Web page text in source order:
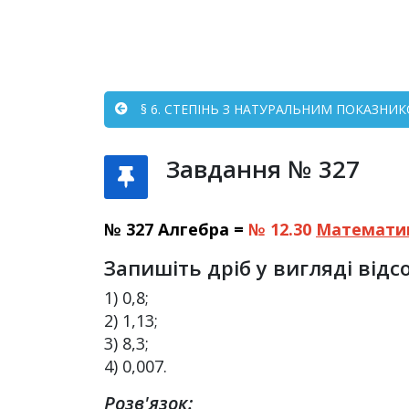
§ 6. СТЕПІНЬ З НАТУРАЛЬНИМ
Завдання № 327
№ 327 Алгебра = № 12.30
Запишіть дріб у вигляді
1) 0,8;
2) 1,13;
3) 8,3;
4) 0,007.
Розв'язок: